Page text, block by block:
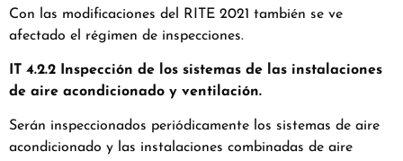
Con las modificaciones del RITE 2021 también se ve
afectado el régimen de inspecciones.
IT 4.2.2 Inspección de los sistemas de las instalaciones
de aire acondicionado y ventilación.
Serán inspeccionados periódicamente los sistemas de aire
acondicionado y las instalaciones combinadas de aire